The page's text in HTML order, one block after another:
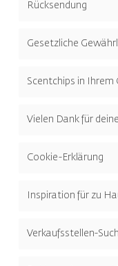
Rücksendung
Gesetzliche
Scentchips in Ihrem
Vielen Dank für
Cookie-Erklärung
Inspiration für zu
Verkaufsstellen-